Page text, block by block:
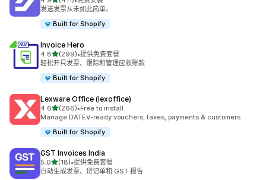
总共 411 条评论
发送发票从未如此简单。
Built for Shopify
Invoice Hero
4.8星（满分 5 星）
(299)
总共 299 条评论
•提供免费套餐
轻松开具发票、跟踪和管理应收账款
Built for Shopify
Lexware Office (lexoffice)
4.6星（满分 5 星）
(266)
总共 266 条评论
•Free to install
Manage DATEV-ready vouchers, taxes, payments & customers
Built for Shopify
GST Invoices India
5.0星（满分 5 星）
(18)
总共 18 条评论
•提供免费套餐
自动生成发票、贷记单和 GST 报告